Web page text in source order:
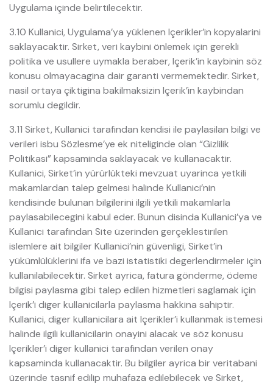
Uygulama içinde belirtilecektir.
3.10 Kullanici, Uygulama’ya yüklenen Içerikler’in kopyalarini
saklayacaktir. Sirket, veri kaybini önlemek için gerekli
politika ve usullere uymakla beraber, Içerik’in kaybinin söz
konusu olmayacagina dair garanti vermemektedir. Sirket,
nasil ortaya çiktigina bakilmaksizin Içerik’in kaybindan
sorumlu degildir.
3.11 Sirket, Kullanici tarafindan kendisi ile paylasilan bilgi ve
verileri isbu Sözlesme’ye ek niteliginde olan “Gizlilik
Politikasi” kapsaminda saklayacak ve kullanacaktir.
Kullanici, Sirket’in yürürlükteki mevzuat uyarinca yetkili
makamlardan talep gelmesi halinde Kullanici’nin
kendisinde bulunan bilgilerini ilgili yetkili makamlarla
paylasabilecegini kabul eder. Bunun disinda Kullanici’ya ve
Kullanici tarafindan Site üzerinden gerçeklestirilen
islemlere ait bilgiler Kullanici’nin güvenligi, Sirket’in
yükümlülüklerini ifa ve bazi istatistiki degerlendirmeler için
kullanilabilecektir. Sirket ayrica, fatura gönderme, ödeme
bilgisi paylasma gibi talep edilen hizmetleri saglamak için
Içerik’i diger kullanicilarla paylasma hakkina sahiptir.
Kullanici, diger kullanicilara ait Içerikler’i kullanmak istemesi
halinde ilgili kullanicilarin onayini alacak ve söz konusu
Içerikler’i diger kullanici tarafindan verilen onay
kapsaminda kullanacaktir. Bu bilgiler ayrica bir veritabani
üzerinde tasnif edilip muhafaza edilebilecek ve Sirket,